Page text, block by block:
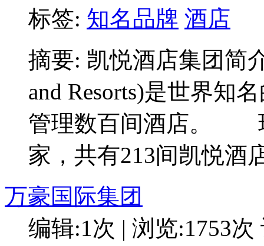
标签: 知名品牌 酒店
摘要: 凯悦酒店集团
and Resorts)是世界知
管理数百间酒店。
家，共有213间凯悦酒
万豪国际集团
编辑:1次 | 浏览:1753次